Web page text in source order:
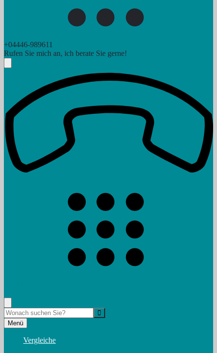
+04446-989611
Rufen Sie mich an, ich berate Sie gerne!
Menü
Vergleiche